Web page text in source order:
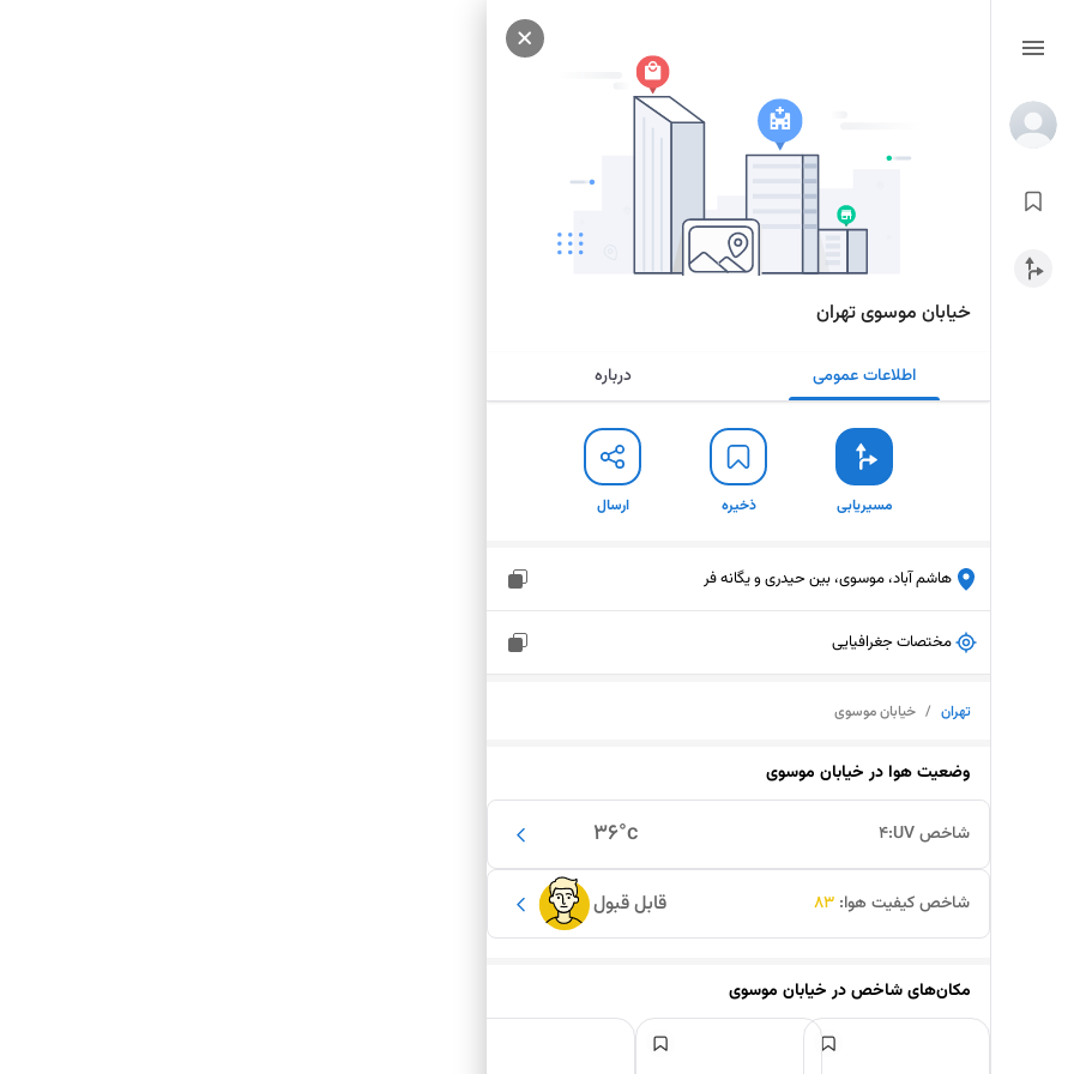
خیابان موسوی تهران
اطلاعات عمومی درباره
مسیریابی ذخیره ارسال
هاشم آباد، موسوی، بین حیدری و یگانه فر
مختصات جغرافیایی
تهران / خیابان موسوی
وضعیت هوا درخیابان موسوی
36°c شاخص UV: 4
قابل قبول شاخص کیفیت هوا: 83
مکان‌های شاخص درخیابان موسوی